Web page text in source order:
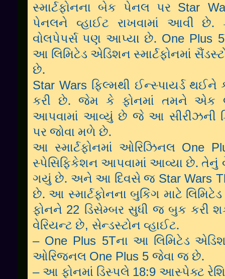
સ્માર્ટફોનના
બેક પેનલ પર Star
પેનલને વ્હાઈટ રાખવામાં આવી છે.
વોલપેપર્સ પણ આપ્યા છે. One Plus
આ લિમિટેડ એડિશન સ્માર્ટફોનમાં
છે.
Star Wars ફિલ્મથી ઈન્સ્પાયર્ડ થઈને
કરી
છે. જેમ કે ફોનમાં તમને એક
આપવામાં આવ્યું છે જે આ સીરીઝની
પર જોવા મળે છે.
આ સ્માર્ટફોનમાં ઓરિઝિનલ One
સ્પેસિફિકેશન આપવામાં આવ્યા છે. તેનું
ગયું છે. અને આ દિવસે જ Star Wars
છે. આ સ્માર્ટફોનના બુકિંગ માટે લિમિટેડ
ફોનને 22 ડિસેમ્બર સુધી જ બુક કરી
વેરિયન્ટ છે, સેન્ડસ્ટોન વ્હાઈટ.
– One Plus 5Tના આ લિમિટેડ
ઓરિજનલ One Plus 5 જેવા જ છે.
– આ ફોનમાં ડિસ્પલે 18:9 આસ્પેક્ટ